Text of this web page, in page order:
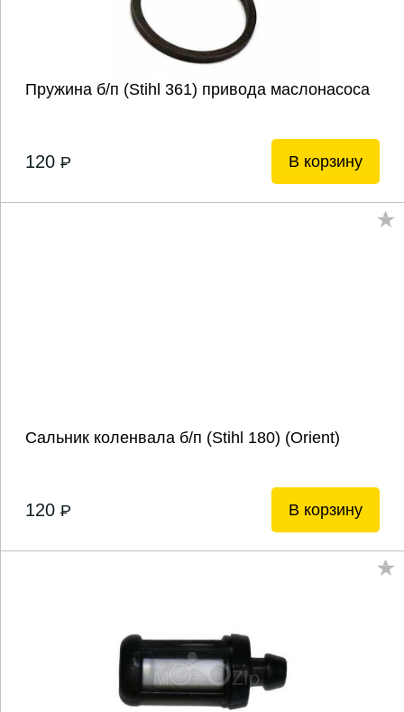
Пружина б/п (Stihl 361) привода маслонасоса
120 P В корзину
Сальник коленвала б/п (Stihl 180) (Orient)
120 P В корзину